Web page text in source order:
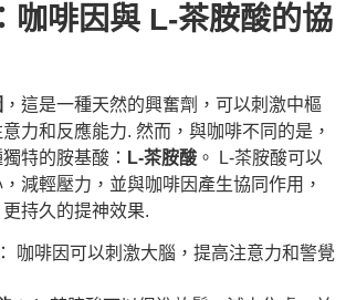
咖啡因與 L-茶胺酸的協
，這是一種天然的興奮劑，可以刺激中樞
力和反應能力. 然而，與咖啡不同的是，
特的胺基酸： L-茶胺酸 。 L-茶胺酸可以
減輕壓力，並與咖啡因產生協同作用，
持久的提神效果.
： 咖啡因可以刺激大腦，提高注意力和警覺